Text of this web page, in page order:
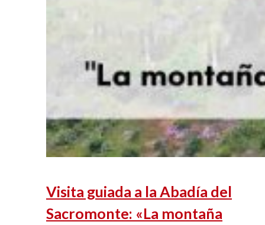
Visita guiada a la Abadía del
Sacromonte: «La montaña